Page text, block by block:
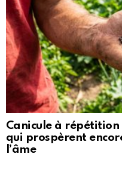
Canicule à répétition
qui prospèrent
l’âme